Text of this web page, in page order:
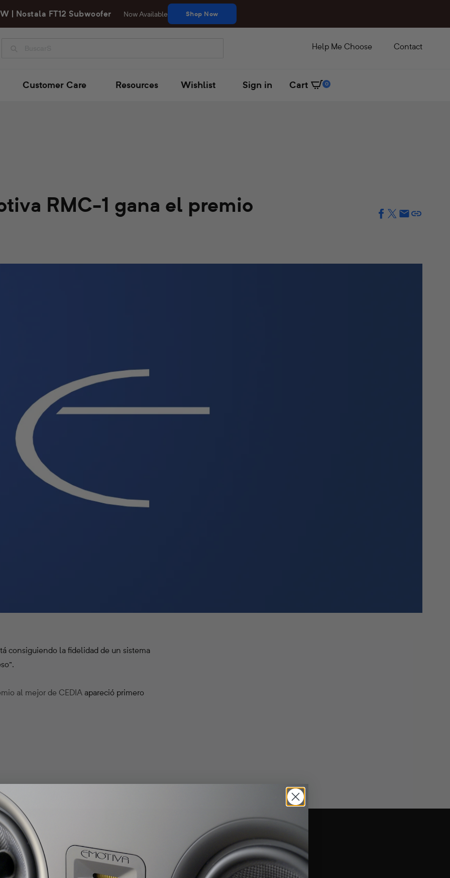
| Nostala FT12 Subwoofer Now Available Shop Now
Help Me Choose Contact
Customer Care Resources Wishlist Sign in Cart 0
RMC-1 gana el premio
consiguiendo la fidelidad de un sistema
al mejor de CEDIA apareció primero